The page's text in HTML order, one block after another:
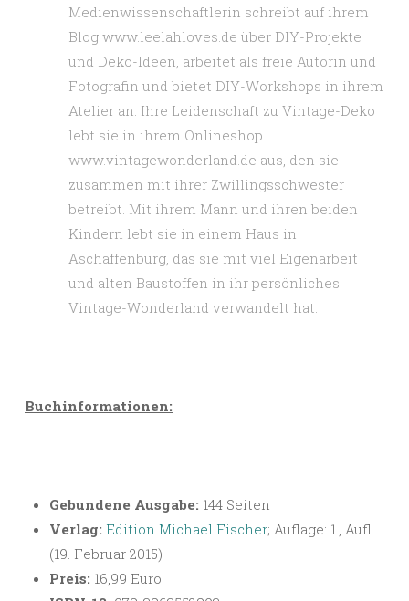
Medienwissenschaftlerin schreibt auf ihrem
Blog www.leelahloves.de über DIY-Projekte
und Deko-Ideen, arbeitet als freie Autorin und
Fotografin und bietet DIY-Workshops in ihrem
Atelier an. Ihre Leidenschaft zu Vintage-Deko
lebt sie in ihrem Onlineshop
www.vintagewonderland.de aus, den sie
zusammen mit ihrer Zwillingsschwester
betreibt. Mit ihrem Mann und ihren beiden
Kindern lebt sie in einem Haus in
Aschaffenburg, das sie mit viel Eigenarbeit
und alten Baustoffen in ihr persönliches
Vintage-Wonderland verwandelt hat.
Buchinformationen:
Gebundene Ausgabe: 144 Seiten
Verlag: Edition Michael Fischer; Auflage: 1., Aufl.
(19. Februar 2015)
Preis: 16,99 Euro